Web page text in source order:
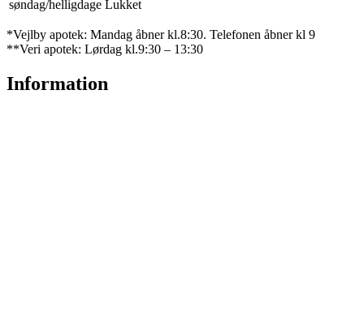
søndag/helligdage Lukket
*Vejlby apotek: Mandag åbner kl.8:30. Telefonen åbner kl 9
**Veri apotek: Lørdag kl.9:30 – 13:30
Information